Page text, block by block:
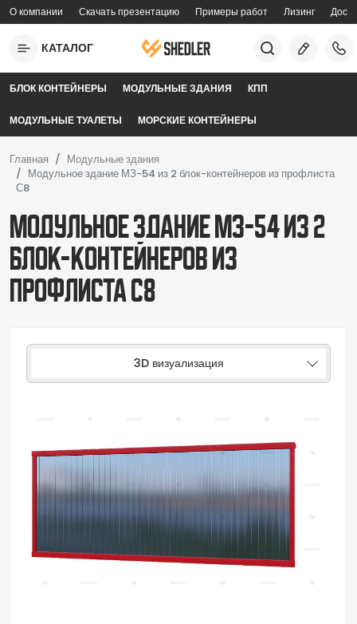
Перейти к основному содержанию
topmenu
О компании Скачать презентацию Примеры работ Лизинг
КАТАЛОГ
mobilemenu
БЛОК КОНТЕЙНЕРЫ МОДУЛЬНЫЕ ЗДАНИЯ КПП
МОДУЛЬНЫЕ ТУАЛЕТЫ МОРСКИЕ КОНТЕЙНЕРЫ
Главная
Модульные здания
Модульное здание МЗ-54 из 2 блок-контейнеров из профлиста
С8
Модульное здание МЗ-54 из 2
блок-контейнеров из
профлиста С8
3D визуализация